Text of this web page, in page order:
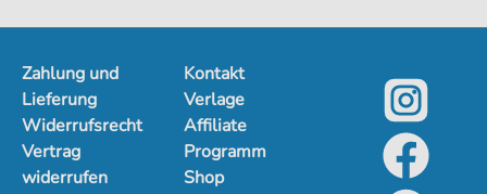
Zahlung und
Lieferung
Widerrufsrecht
Vertrag
widerrufen
Kontakt
Verlage
Affiliate
Programm
Shop